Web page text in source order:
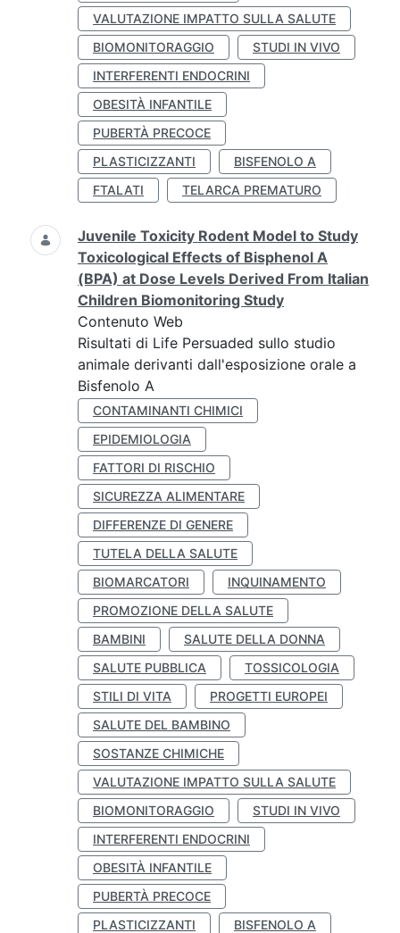
VALUTAZIONE IMPATTO SULLA SALUTE
BIOMONITORAGGIO
STUDI IN VIVO
INTERFERENTI ENDOCRINI
OBESITÀ INFANTILE
PUBERTÀ PRECOCE
PLASTICIZZANTI
BISFENOLO A
FTALATI
TELARCA PREMATURO
Juvenile Toxicity Rodent Model to Study
Toxicological Effects of Bisphenol A
(BPA) at Dose Levels Derived From Italian
Children Biomonitoring Study
Contenuto Web
Risultati di Life Persuaded sullo studio
animale derivanti dall'esposizione orale a
Bisfenolo A
CONTAMINANTI CHIMICI
EPIDEMIOLOGIA
FATTORI DI RISCHIO
SICUREZZA ALIMENTARE
DIFFERENZE DI GENERE
TUTELA DELLA SALUTE
BIOMARCATORI
INQUINAMENTO
PROMOZIONE DELLA SALUTE
BAMBINI
SALUTE DELLA DONNA
SALUTE PUBBLICA
TOSSICOLOGIA
STILI DI VITA
PROGETTI EUROPEI
SALUTE DEL BAMBINO
SOSTANZE CHIMICHE
VALUTAZIONE IMPATTO SULLA SALUTE
BIOMONITORAGGIO
STUDI IN VIVO
INTERFERENTI ENDOCRINI
OBESITÀ INFANTILE
PUBERTÀ PRECOCE
PLASTICIZZANTI
BISFENOLO A